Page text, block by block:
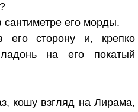
его морды.
сторону и, крепко
на его покатый
кошу взгляд на Лирама,